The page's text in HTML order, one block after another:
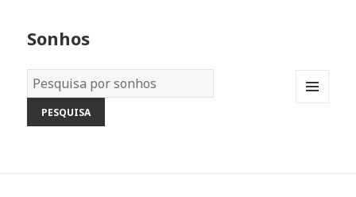
Sonhos
Dicionário
dos
Sonhos: